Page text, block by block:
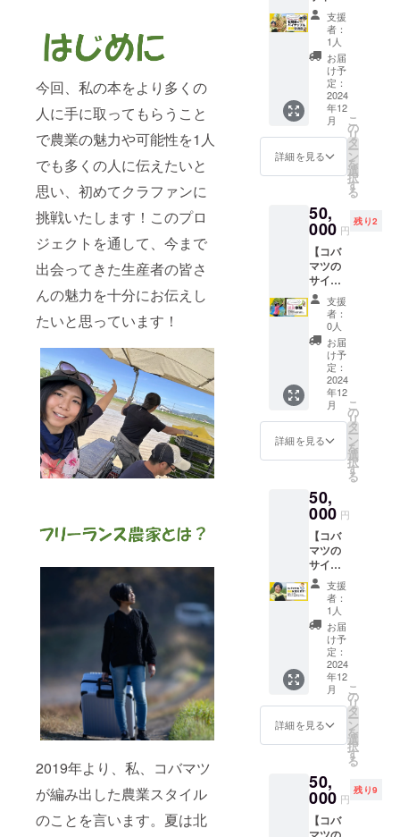
今回、私の本をより多くの
人に手に取ってもらうこと
で農業の魅力や可能性を1人
でも多くの人に伝えたいと
思い、初めてクラファンに
挑戦いたします！このプロ
ジェクトを通して、今まで
出会ってきた生産者の皆さ
んの魅力を十分にお伝えし
たいと思っています！
2019年より、私、コバマツ
が編み出した農業スタイル
のことを言います。夏は北
す。 ※
原材料
及び添
加物等
の食品
表示は
お届け
商品の
ラベル
に表記
されま
必ずお
届けの
リター
ンに貼
付され
たラベ
ルや注
意書き
をご確
認くだ
さい。
牛乳と
割って
黒糖ラ
テやお
菓子、
料理に
使って
いただ
いても
〇サト
ウキビ
の生産
者であ
糖の職
人であ
る、渡
久地さ
んの情
熱黒
糖、是
非食べ
てほし
いで
す！ ▼
リター
ンにつ
いて確
認事項
▼ ※③
の発刊
す。ご
希望の
メール
アドレ
スに送
信させ
ていた
だきま
す。
④こち
らは任
意にな
りま
す。支
援時に
アカウ
ントを
※⑤は
2025年
月の発
スに送
信させ
ていた
だきま
す。
※④こち
らは任
意にな
りま
す。支
援時に
アカウ
ントを
下さ
い。
※⑤は応
援者様
のご都
合と調
整させ
ていた
だけれ
ばと思
いま
す。
ななつ
ぼし、
おぼろ
づき、
ゆめぴ
りかの
３品種
から１
つお選
び下さ
い！
※③の発
刊は１
予定で
す。ご
希望の
メール
アドレ
スに送
信させ
ていた
だきま
す。 ④
こちら
は任意
になり
ます。
支援時
にアカ
ウント
をお教
え下さ
は2025
年1月～
2月の発
送にな
りま
す。
の北海
道有数
の酪農
大国！
中標津
町の乳
製品
セッ
ト！中
鮮な生
乳の
をお届
けしま
す！コ
クがあ
るのに
後味は
さっぱ
りとし
ていて
飲みや
すい牛
乳を使
用した
乳製品
をお届
けしま
す。 ▼
予定の
商品▼
べつ牛
乳
200ml×
5個 な
かしべ
つ珈琲
200ml×
5個 な
かしべ
つプレ
ミアム
NA2
200ml×
5個 ケ
フィア
オーレ
150ml×
4個 な
かしべ
グルト
100g×4
個 ▼リ
ターン
種】晩
手ミカ
【量】
3kg 特
徴：有
田川の
清らか
な水、
石垣が
広がる
140年に
わたる
歴史と
経験を
活か
し、60
品種以
上の柑
橘を生
産・販
売して
いま
す！糖
度と酸
を逐一
分析
高のお
いしさ
を追求
すると
とも
に、旨
味、食
味、食
感にも
こだわ
りを
持って
いま
す。 ▼
リター
ンにつ
いて確
認事項
▼ ※③
は１月
中の予
定で
す。ご
希望の
マツが
作る、
農業情
報を交
換でき
るク
ローズ
ドのグ
ループ
待しま
す！
さんか
らも情
報発信
が可能
です！
皆で楽
しく農
業トー
クをし
ましょ
う！）
⑤和歌
山県日
高川
町 蔵
園
青梅２
歌山県
日高川
町
【量】
2kg
【品
種】南
高梅 特
徴：肉
厚で果
肉が柔
らかい
「南高
梅」
も高級
品種と
られて
いま
す。 南
高梅の
青梅は
のてぃ
だぬ
（太
陽）を
いっぱ
い浴び
たパイ
ナップ
ルで
す！ 国
産パイ
か流通
してい
ん。そ
のほと
んどが
沖縄本
島と石
垣島で
生産さ
れてい
ます。
沖縄本
島より
さらに
垣島で
作られ
島とは
異なる
土質、
気候も
あり、
味も本
島とは
違いま
す。 超
絶希少
価値が
高い国
産パイ
ン。コ
バマツ
したて
のパイ
きは
ビック
リ！！
芯まで
者交流
会！ 芽
室町で
落花生
栽培に
挑戦し
たり、
youtub
eで農業
の情報
発信に
達との
交流で
きま
す！
（ご自
身の宿
交通費
別） 令
和6年
12/16 ,
17日の
１泊２
日！ 農
家さん
の農場
視察や
町を見
産物を
使った
をしま
す！農
産物の
お土産
付で
す。 ※
支援者
様ご自
身で現
地まで
来てい
ただ
地集
合、現
ます。
※及び現
地の交
通宿泊
入り書
籍1冊×
番外編
推し農
家電子
冊子×石
垣島で
パイ
ナップ
ル満喫
交流
会！】
てぃだ
ファー
ム荒木
さん、
Mamm
y
farm杉
原さん
の畑で
パイン
の収穫
体験！
内容：
令和6年
6月21日
（土）
実施！
とって
インの
収穫体
験と農
家さん
直々の
畑ガイ
ド付！
夜は石
垣島の
生産者
さん達
と楽し
く交流
して石
垣島の
農業を
満喫し
インの
収穫体
は生産
支援
者：
1人
お届
け予
定：
2024
年12
月
詳細を見る
こ
の
リ
タ
ー
ン
を
選
択
す
る
50,
000 円
残り2
【コバ
マツの
サイン
入り書
籍1冊×
番外編
推し農
家電子
冊子×コ
バマツ
と行く
援農体
験！】
こちら
は地域
に滞在
チで農
作業を
してみ
たい人
向け！
コバマ
ツ行き
つけの
地域、
農家さ
んに一
緒にい
きま
しょ
う！ 農
作業だ
けじゃ
内や、
現地で
の交流
や農家
支援
者：
0人
お届
け予
定：
2024
年12
月
詳細を見る
こ
の
リ
タ
ー
ン
を
選
択
す
る
50,
000 円
【コバ
マツの
サイン
入り書
籍1冊×
番外編
推し農
家電子
冊子×コ
バマツ
を1時間
う！】
サシご
飯、企
画・ア
アの壁
打
ち、、
、など
支援
者：
1人
お届
け予
定：
2024
年12
月
詳細を見る
こ
の
リ
タ
ー
ン
を
選
択
す
る
50,
000 円
残り9
【コバ